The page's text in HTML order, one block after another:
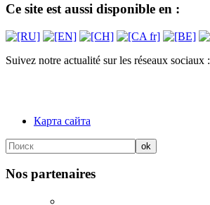
Ce site est aussi disponible en :
Suivez notre actualité sur les réseaux sociaux :
Карта сайта
Nos partenaires